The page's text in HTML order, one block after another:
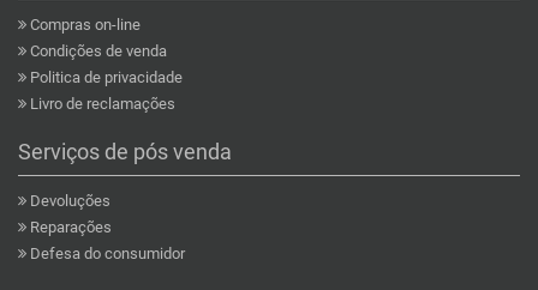
Compras on-line
Condições de venda
Politica de privacidade
Livro de reclamações
Serviços de pós venda
Devoluções
Reparações
Defesa do consumidor